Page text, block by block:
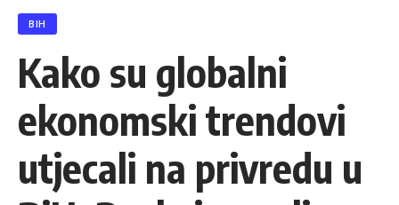
BIH
Kako su globalni
ekonomski trendovi
utjecali na privredu u